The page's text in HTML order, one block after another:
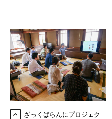
ざっくばらんにプロジェク